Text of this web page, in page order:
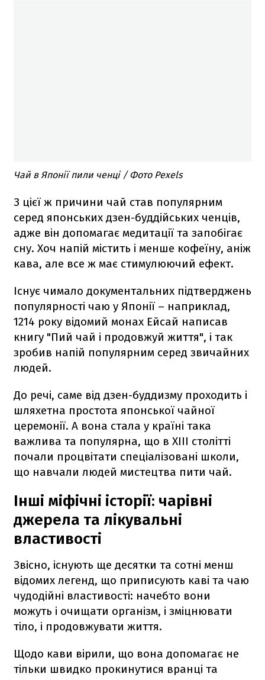
Чай в Японії пили ченці / Фото Pexels
З цієї ж причини чай став популярним
серед японських дзен-буддійських ченців,
адже він допомагає медитації та запобігає
сну. Хоч напій містить і менше кофеїну, аніж
кава, але все ж має стимулюючий ефект.
Існує чимало документальних підтверджень
популярності чаю у Японії – наприклад,
1214 року відомий монах Ейсай написав
книгу "Пий чай і продовжуй життя", і так
зробив напій популярним серед звичайних
людей.
До речі, саме від дзен-буддизму проходить і
шляхетна простота японської чайної
церемонії. А вона стала у країні така
важлива та популярна, що в XIII столітті
почали процвітати спеціалізовані школи,
що навчали людей мистецтва пити чай.
Інші міфічні історії: чарівні
джерела та лікувальні
властивості
Звісно, існують ще десятки та сотні менш
відомих легенд, що приписують каві та чаю
чудодійні властивості: начебто вони
можуть і очищати організм, і зміцнювати
тіло, і продовжувати життя.
Щодо кави вірили, що вона допомагає не
тільки швидко прокинутися вранці та